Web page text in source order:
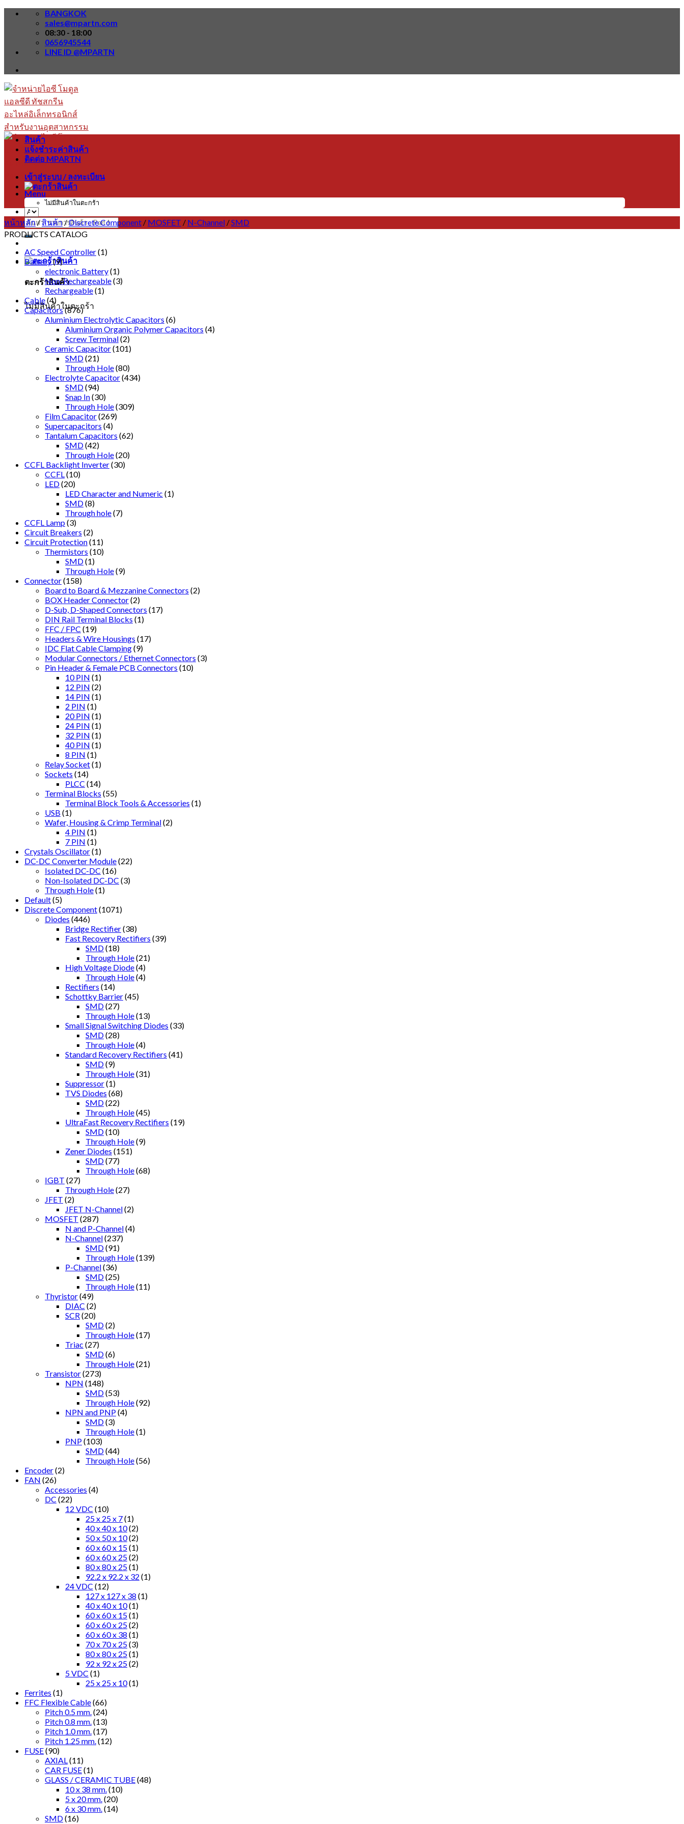
Skip
BANGKOK
sales@mpartn.com
08:30 - 18:00
0656945544
LINE ID @MPARTN
Menu
ค้นหา:
ตะกร้าสินค้า
ไม่มีสินค้าในตะกร้า
สินค้า
แจ้งชำระค่าสินค้า
ติดต่อ MPARTN
เข้าสู่ระบบ / ลงทะเบียน
ไม่มีสินค้าในตะกร้า